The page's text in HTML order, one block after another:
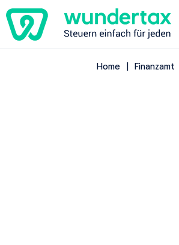
Home Finanzamt